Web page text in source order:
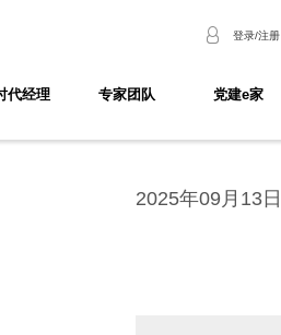
登录/注册
代经理 专家团队 党建e家
2025年09月13日